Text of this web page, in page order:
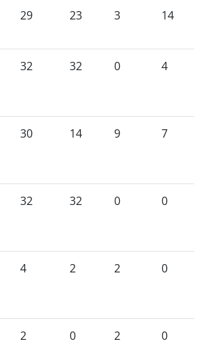
29 23 3 14
32 32 0 4
30 14 9 7
32 32 0 0
4 2 2 0
2 0 2 0